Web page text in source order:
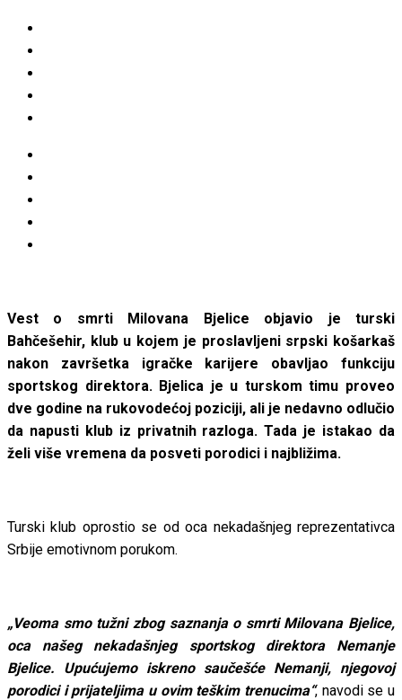
Vest o smrti Milovana Bjelice objavio je turski
Bahčešehir, klub u kojem je proslavljeni srpski košarkaš
nakon završetka igračke karijere obavljao funkciju
sportskog direktora. Bjelica je u turskom timu proveo
dve godine na rukovodećoj poziciji, ali je nedavno odlučio
da napusti klub iz privatnih razloga. Tada je istakao da
želi više vremena da posveti porodici i najbližima.
Turski klub oprostio se od oca nekadašnjeg reprezentativca
Srbije emotivnom porukom.
„Veoma smo tužni zbog saznanja o smrti Milovana Bjelice,
oca našeg nekadašnjeg sportskog direktora Nemanje
Bjelice. Upućujemo iskreno saučešće Nemanji, njegovoj
porodici i prijateljima u ovim teškim trenucima“, navodi se u